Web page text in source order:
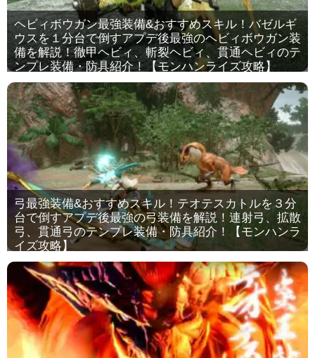
ヘビィボウガン最強装備&おすすめスキル！バゼルギ
ウスを１分台で倒すアプデ後最強のヘビィボウガン装
備を解説！徹甲ヘビィ、斬裂ヘビィ、貫通ヘビィのテ
ンプレ装備・防具紹介！【モンハンライズ攻略】
弓最強装備&おすすめスキル！テオテスカトルを３分
台で倒すアプデ後最強の弓装備を解説！連射弓、拡散
弓、貫通弓のテンプレ装備・防具紹介！【モンハンラ
イズ攻略】